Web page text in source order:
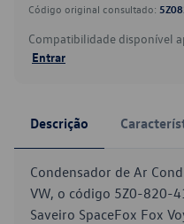
Código original consultado:
Compatibilidade disponível
Entrar
Descrição
Condensador de Ar
VW, o código 5Z0-820-
Saveiro SpaceFox Fox